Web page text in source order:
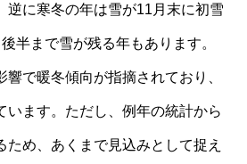
逆に寒冬の年は雪が11月末に初雪
半まで雪が残る年もあります。
で暖冬傾向が指摘されており、
います。ただし、例年の統計から
ため、あくまで見込みとして捉え